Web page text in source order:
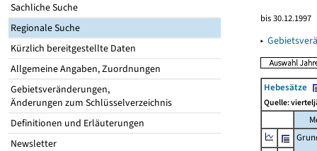
Sachliche Suche
Regionale Suche
Kürzlich bereitgestellte Daten
Allgemeine Angaben, Zuordnungen
Gebietsveränderungen,
Änderungen zum Schlüsselverzeichnis
Definitionen und Erläuterungen
Newsletter
bis 30.12.1997
▸
Hebesätze
Quelle: